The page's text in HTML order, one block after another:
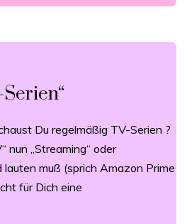
Du regelmäßig TV-Serien ?
nun „Streaming“ oder
muß (sprich Amazon Prime
für Dich eine